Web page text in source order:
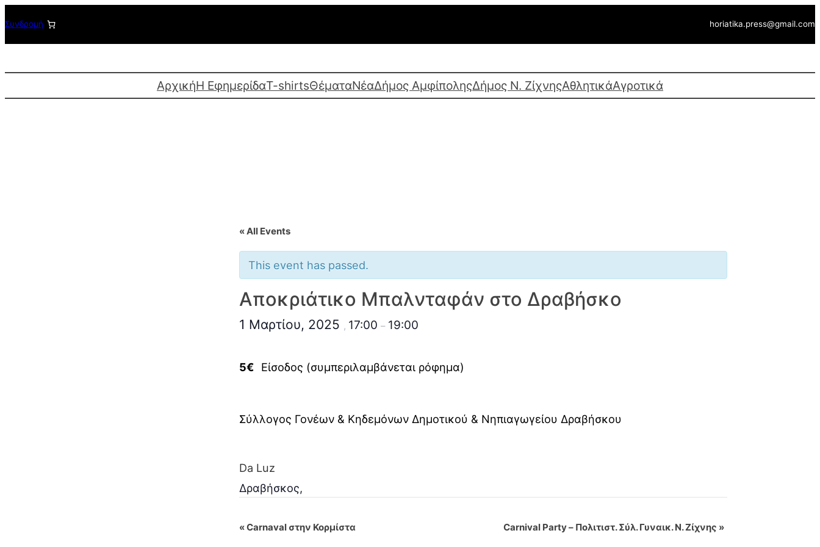
στο
περιεχόμενο
Συνδρομή Αναζήτηση
horiatika.press@gmail.com
ΑρχικήΗ ΕφημερίδαT-shirtsΘέματαΝέαΔήμος ΑμφίποληςΔήμος Ν. ΖίχνηςΑθλητικάΑγροτικά
« All Events
This event has passed.
Αποκριάτικο Μπαλνταφάν στο Δραβήσκο
1 Μαρτίου, 2025 , 17:00 – 19:00
5€ Είσοδος (συμπεριλαμβάνεται ρόφημα)
Σύλλογος Γονέων & Κηδεμόνων Δημοτικού & Νηπιαγωγείου Δραβήσκου
Da Luz
Δραβήσκος,
E
«Carnaval στην Κορμίστα Carnival Party – Πολιτιστ. Σύλ. Γυναικ. Ν. Ζίχνης »